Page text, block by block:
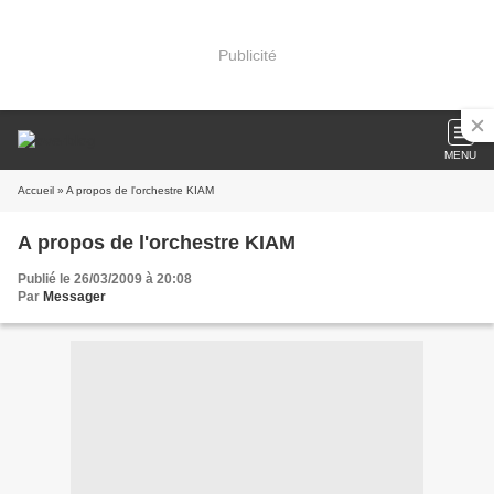
Publicité
MENU
Accueil » A propos de l'orchestre KIAM
A propos de l'orchestre KIAM
Publié le 26/03/2009 à 20:08
Par Messager